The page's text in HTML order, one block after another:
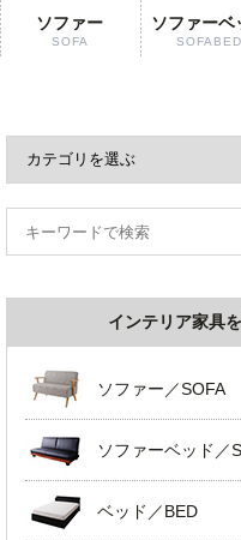
ソファー
SOFA
ソファーベ
SOFABED
インテリア家具
ソファー／SOFA
ソファーベッド／
ベッド／BED